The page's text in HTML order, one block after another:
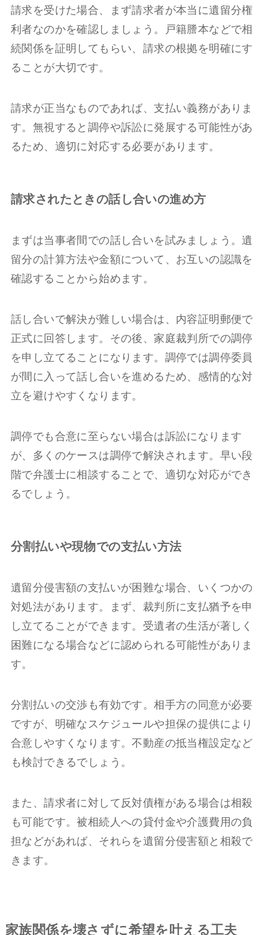
請求を受けた場合、まず請求者が本当に遺留分権
利者なのかを確認しましょう。戸籍謄本などで相
続関係を証明してもらい、請求の根拠を明確にす
ることが大切です。
請求が正当なものであれば、支払い義務がありま
す。無視すると調停や訴訟に発展する可能性があ
るため、適切に対応する必要があります。
請求されたときの話し合いの進め方
まずは当事者間での話し合いを試みましょう。遺
留分の計算方法や金額について、お互いの認識を
確認することから始めます。
話し合いで解決が難しい場合は、内容証明郵便で
正式に回答します。その後、家庭裁判所での調停
を申し立てることになります。調停では調停委員
が間に入って話し合いを進めるため、感情的な対
立を避けやすくなります。
調停でも合意に至らない場合は訴訟になります
が、多くのケースは調停で解決されます。早い段
階で弁護士に相談することで、適切な対応ができ
るでしょう。
分割払いや現物での支払い方法
遺留分侵害額の支払いが困難な場合、いくつかの
対処法があります。まず、裁判所に支払猶予を申
し立てることができます。受遺者の生活が著しく
困難になる場合などに認められる可能性がありま
す。
分割払いの交渉も有効です。相手方の同意が必要
ですが、明確なスケジュールや担保の提供により
合意しやすくなります。不動産の抵当権設定など
も検討できるでしょう。
また、請求者に対して反対債権がある場合は相殺
も可能です。被相続人への貸付金や介護費用の負
担などがあれば、それらを遺留分侵害額と相殺で
きます。
家族関係を壊さずに希望を叶える工夫